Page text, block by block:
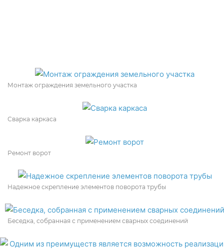
Монтаж ограждения земельного участка
Сварка каркаса
Ремонт ворот
Надежное скрепление элементов поворота трубы
Беседка, собранная с применением сварных соединений